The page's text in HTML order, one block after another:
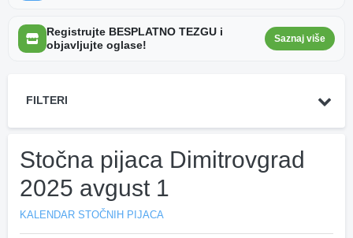
Registrujte BESPLATNO TEZGU i
objavljujte oglase!
Saznaj više
FILTERI
Stočna pijaca Dimitrovgrad
2025 avgust 1
KALENDAR STOČNIH PIJACA